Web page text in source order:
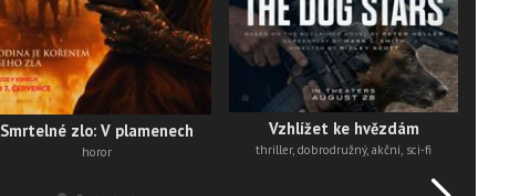
Smrtelné zlo: V plamenech
horor
Vzhlížet ke hvězdám
thriller, dobrodružný, akční, sci-fi